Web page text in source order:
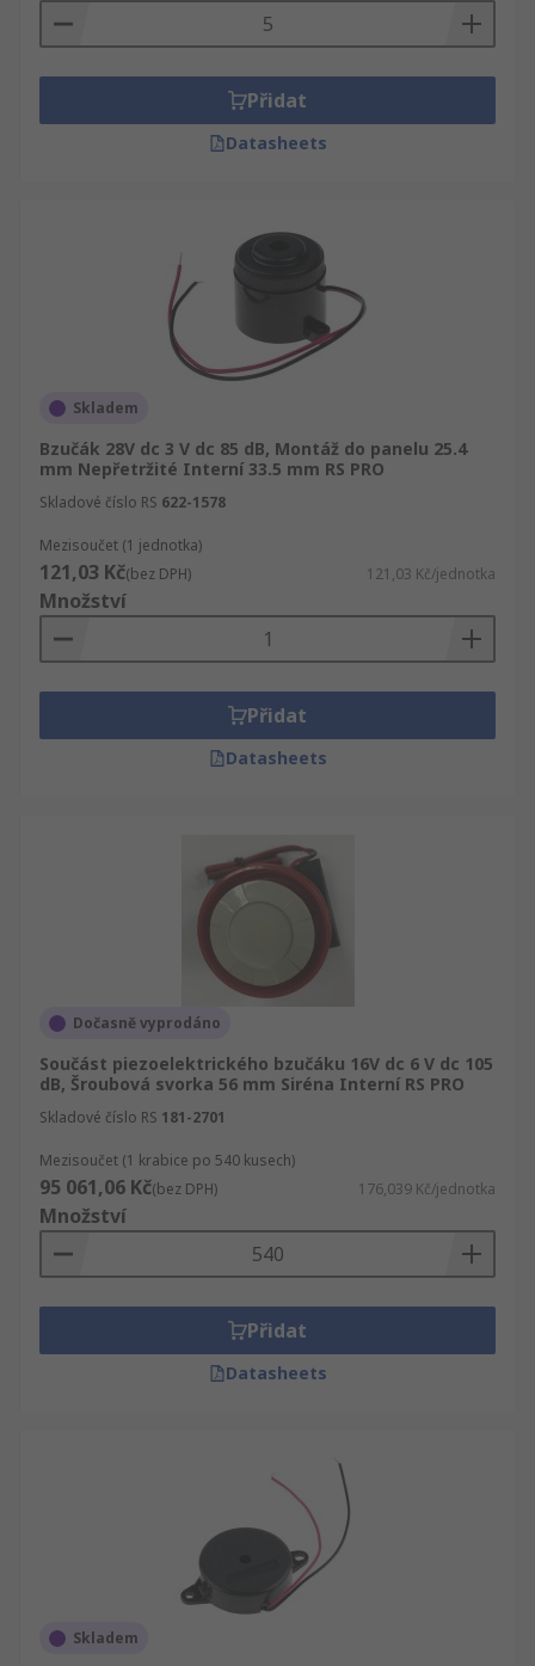
Přidat
Datasheets
Skladem
Bzučák 28V dc 3 V dc 85 dB, Montáž do panelu 25.4
mm Nepřetržité Interní 33.5 mm RS PRO
Skladové číslo RS 622-1578
Mezisoučet (1 jednotka)
121,03 Kč(bez DPH) 121,03 Kč/jednotka
Množství
Přidat
Datasheets
Dočasně vyprodáno
Součást piezoelektrického bzučáku 16V dc 6 V dc 105
dB, Šroubová svorka 56 mm Siréna Interní RS PRO
Skladové číslo RS 181-2701
Mezisoučet (1 krabice po 540 kusech)
95 061,06 Kč(bez DPH) 176,039 Kč/jednotka
Množství
Přidat
Datasheets
Skladem